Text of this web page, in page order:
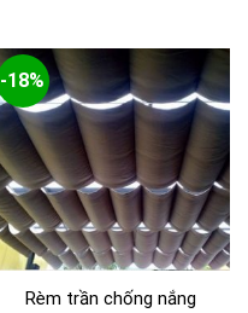
-18%
Rèm trần chống nắng